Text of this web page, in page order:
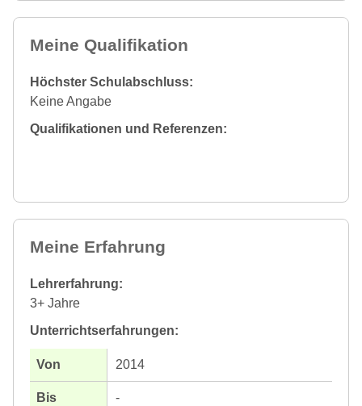
Meine Qualifikation
Höchster Schulabschluss:
Keine Angabe
Qualifikationen und Referenzen:
Meine Erfahrung
Lehrerfahrung:
3+ Jahre
Unterrichtserfahrungen:
2014
-